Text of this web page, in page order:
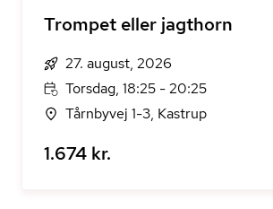
Trompet eller jagthorn
27. august, 2026
Torsdag, 18:25 - 20:25
Tårnbyvej 1-3, Kastrup
1.674 kr.